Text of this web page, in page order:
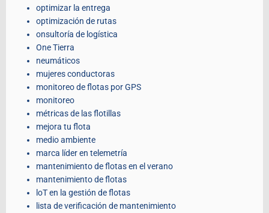
optimizar la entrega
optimización de rutas
onsultoría de logística
One Tierra
neumáticos
mujeres conductoras
monitoreo de flotas por GPS
monitoreo
métricas de las flotillas
mejora tu flota
medio ambiente
marca líder en telemetría
mantenimiento de flotas en el verano
mantenimiento de flotas
loT en la gestión de flotas
lista de verificación de mantenimiento